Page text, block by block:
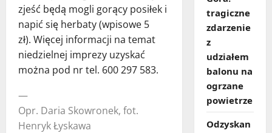
zjeść będą mogli gorący posiłek i
napić się herbaty (wpisowe 5
zł). Więcej informacji na temat
niedzielnej imprezy uzyskać
można pod nr tel. 600 297 583.
—
Opr. Daria Skowronek, fot.
Henryk Łyskawa
tragiczne
zdarzenie
z
udziałem
balonu na
ogrzane
powietrze
Odzyskan